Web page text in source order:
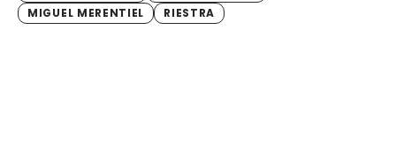
MIGUEL MERENTIEL
RIESTRA